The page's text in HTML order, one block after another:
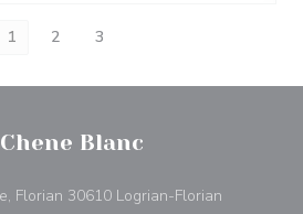
1 2 3
Blanc
Florian 30610 Logrian-Florian((apre una